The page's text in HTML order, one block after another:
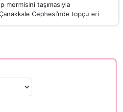
mermisini taşımasıyla
Cephesi’nde topçu eri